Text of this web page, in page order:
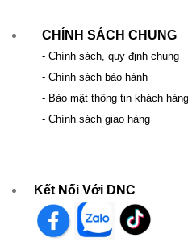
CHÍNH SÁCH CHUNG
- Chính sách, quy định chung
- Chính sách bảo hành
- Bảo mật thông tin khách hàng
- Chính sách giao hàng
Kết Nối Với DNC